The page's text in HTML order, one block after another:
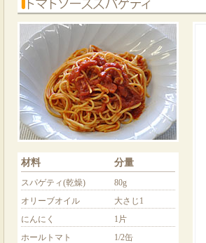
材料 分量
スパゲティ(乾燥)
80g
オリーブオイル
大さじ1
にんにく
1片
ホールトマト
1/2缶